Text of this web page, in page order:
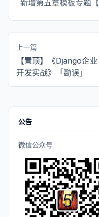
新增第五章模板专题
上一篇
【置顶】《Django企业
开发实战》「勘误」
公告
微信公众号